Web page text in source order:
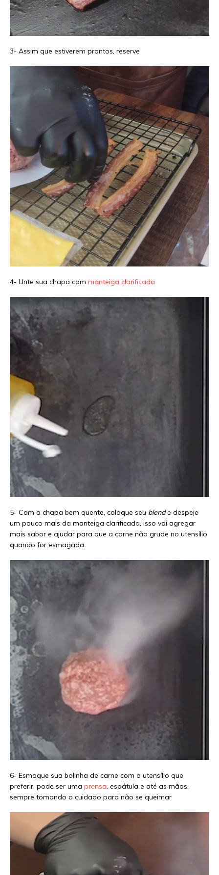
3- Assim que estiverem prontos, reserve
4- Unte sua chapa com manteiga clarificada
5- Com a chapa bem quente, coloque seu blende despeje
um pouco mais da manteiga clarificada, isso vai agregar
mais sabor e ajudar para que a carne não grude no utensílio
quando for esmagada.
6- Esmague sua bolinha de carne com o utensílio que
preferir, pode ser uma prensa, espátula e até as mãos,
sempre tomando o cuidado para não se queimar